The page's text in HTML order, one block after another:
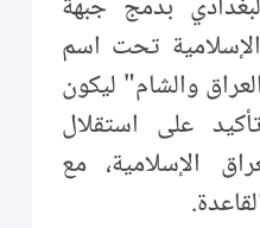
تحت اسم
والشام" ليكون
على استقلال
الإسلامية، مع